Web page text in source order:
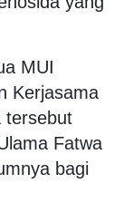
MUI
Kerjasama
tersebut
Fatwa
bagi